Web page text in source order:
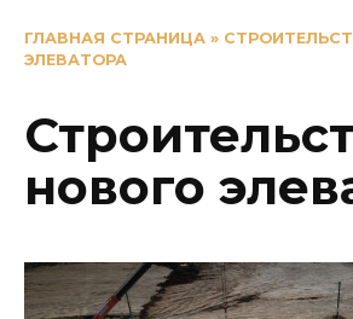
ГЛАВНАЯ СТРАНИЦА »
ЭЛЕВАТОРА
нового